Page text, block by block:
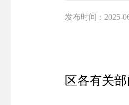
发布时间： 2025-
区各有关部